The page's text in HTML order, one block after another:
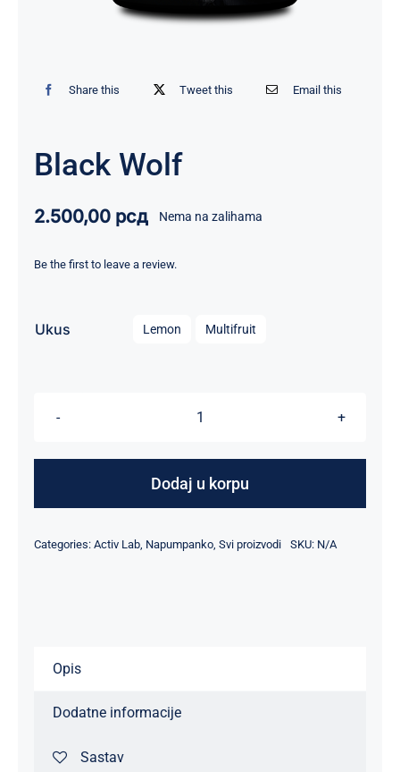
Share this Tweet this Email this
Black Wolf
2.500,00 рсд Nema na zalihama
Be the first to leave a review.
Ukus Lemon Multifruit
količina
Dodaj u korpu
Categories: Activ Lab, Napumpanko, Svi proizvodi SKU: N/A
Opis
Dodatne informacije
Sastav